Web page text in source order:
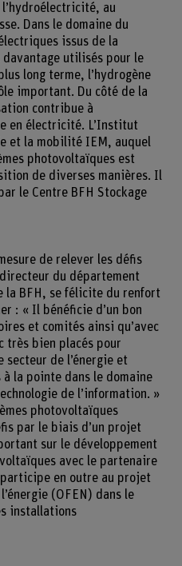
l’hydroélectricité, au
Dans le domaine du
issus de la
utilisés pour le
long terme, l’hydrogène
important. Du côté de la
contribue à
en électricité. L’Institut
et la mobilité IEM, auquel
photovoltaïques est
de diverses manières. Il
le Centre BFH Stockage
de relever les défis
du département
la BFH, se félicite du renfort
: « Il bénéficie d’un bon
et comités ainsi qu’avec
très bien placés pour
secteur de l’énergie et
la pointe dans le domaine
de l’information. »
photovoltaïques
par le biais d’un projet
sur le développement
avec le partenaire
en outre au projet
(OFEN) dans le
installations